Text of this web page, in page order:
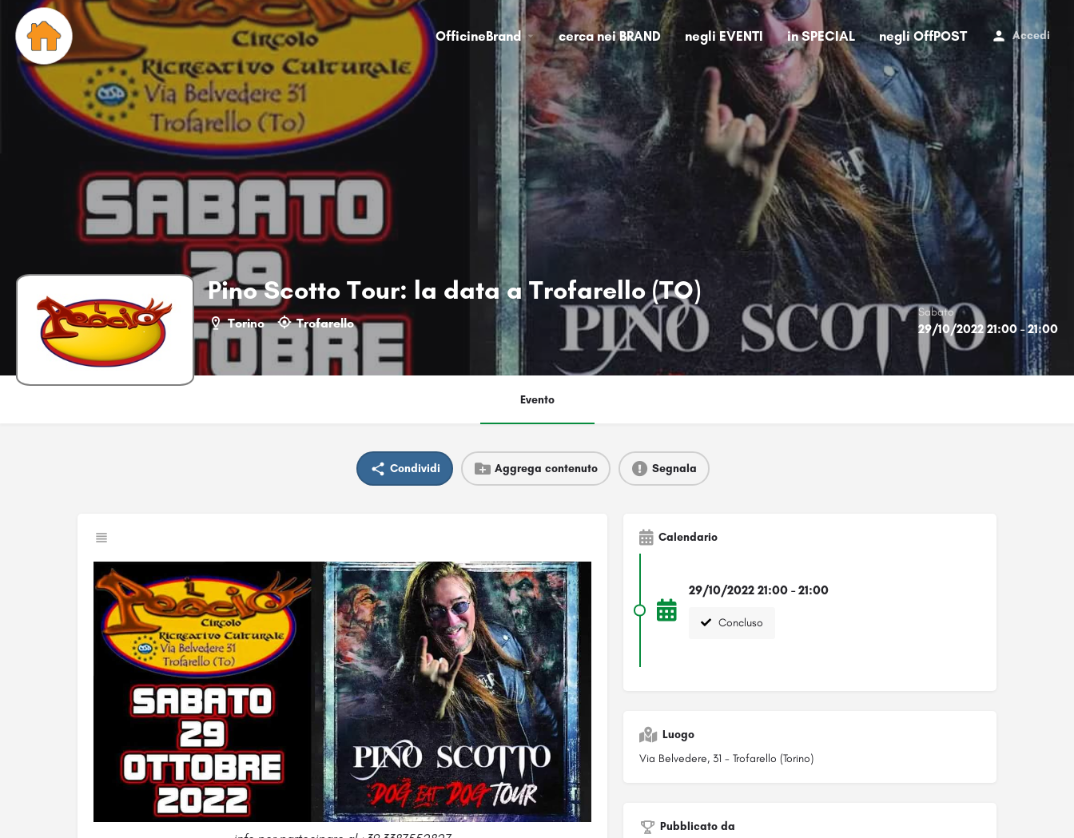
OfficineBrand cerca nei BRAND negli EVENTI in SPECIAL negli OffPOST Accedi
Pino Scotto Tour: la data a Trofarello (TO)
Torino Trofarello
Sabato
29/10/2022 21:00 - 21:00
Evento
Condividi Aggrega contenuto Segnala
Calendario
29/10/2022 21:00 - 21:00
Concluso
Luogo
Via Belvedere, 31 - Trofarello (Torino)
Pubblicato da